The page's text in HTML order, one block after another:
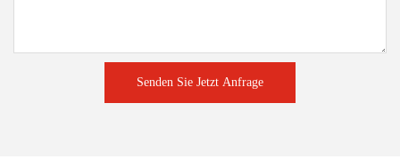
Senden Sie Jetzt Anfrage